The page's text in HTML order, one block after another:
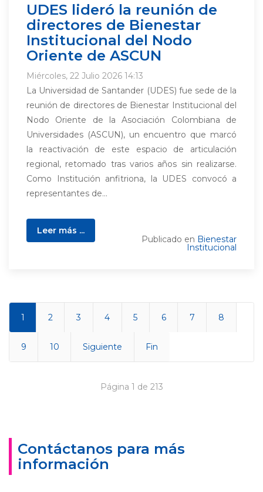
UDES lideró la reunión de
directores de Bienestar
Institucional del Nodo
Oriente de ASCUN
Miércoles, 22 Julio 2026 14:13
La Universidad de Santander (UDES) fue sede de la
reunión de directores de Bienestar Institucional del
Nodo Oriente de la Asociación Colombiana de
Universidades (ASCUN), un encuentro que marcó
la reactivación de este espacio de articulación
regional, retomado tras varios años sin realizarse.
Como Institución anfitriona, la UDES convocó a
representantes de...
Leer más ...
Publicado en Bienestar
Institucional
1 2 3 4 5 6 7 8
9 10 Siguiente Fin
Página 1 de 213
Contáctanos para más
información